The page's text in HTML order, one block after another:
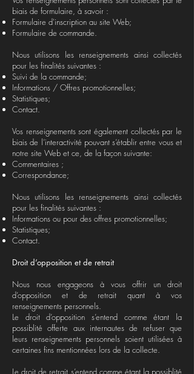
biais de formulaire, à savoir :
Formulaire d'inscription au site Web;
Formulaire de commande.
Nous utilisons les renseignements ainsi collectés
pour les finalités suivantes :
Suivi de la commande;
Informations / Offres promotionnelles;
Statistiques;
Contact.
Vos renseignements sont également collectés par le
biais de l’interactivité pouvant s’établir entre vous et
notre site Web et ce, de la façon suivante:
Commentaires ;
Correspondance;
Nous utilisons les renseignements ainsi collectés
pour les finalités suivantes :
Informations ou pour des offres promotionnelles;
Statistiques;
Contact.
Droit d’opposition et de retrait
Nous nous engageons à vous offrir un droit
d’opposition et de retrait quant à vos
renseignements personnels.
Le droit d’opposition s’entend comme étant la
possiblité offerte aux internautes de refuser que
leurs renseignements personnels soient utilisées à
certaines fins mentionnées lors de la collecte.
Le droit de retrait s’entend comme étant la possiblité